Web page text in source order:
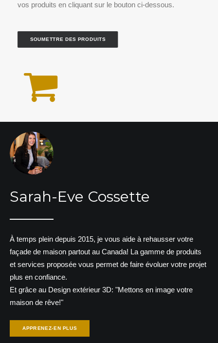
vos produits en cliquant sur le bouton ci-dessous.
SOUMETTRE DES PRODUITS
Sarah-Eve Cossette
À temps plein depuis 2015, je vous aide à rehausser votre
façade de maison partout au Canada! La gamme de produits
et services proposée vous permet de faire évoluer votre projet
plus en confiance.
Et grâce au Design extérieur 3D: "Mettons en image votre
maison de rêve!"
APPRENEZ-EN PLUS